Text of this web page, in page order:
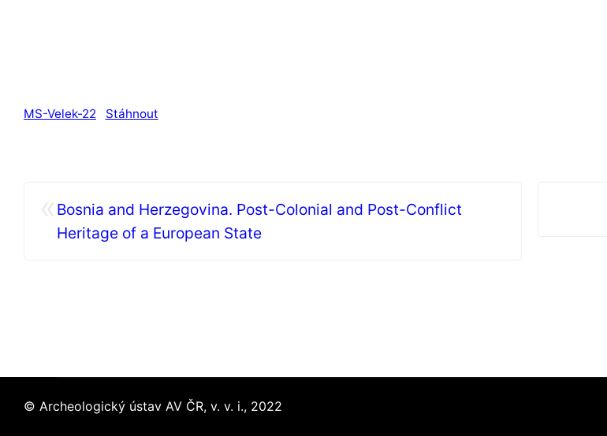
MS-Velek-22 Stáhnout
Bosnia and Herzegovina. Post-Colonial and Post-Conflict
Heritage of a European State
© Archeologický ústav AV ČR, v. v. i., 2022